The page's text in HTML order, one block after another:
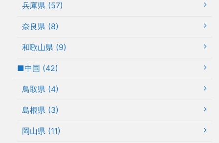
兵庫県 (57)
奈良県 (8)
和歌山県 (9)
■中国 (42)
鳥取県 (4)
島根県 (3)
岡山県 (11)